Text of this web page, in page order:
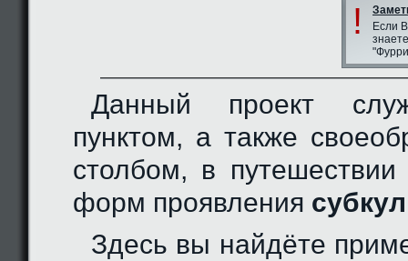
!
Если
Данный проект
пунктом, а также
столбом, в
форм проявления
Здесь вы найдёте